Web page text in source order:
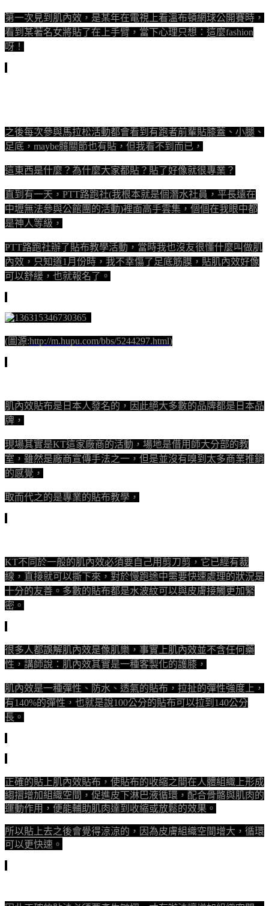
第一次見到肌內效，是某年在電視上看溫布頓網球公開賽時，
看到某著名女將貼了在上手臂，當下心理只想：這麼fashion
呀！
之後每次參與馬拉松活動都會看到有跑者前輩貼膝蓋、小腿、
足底，maybe髖關節也有貼，但我看不到而已，
這東西是什麼？為什麼大家都貼？貼了好像就很專業？
直到有一天，PTT路跑社(我根本就是個潛水社員，平長遠在
中壢無法參與公館團的活動)裡面高手雲集，個個在我眼中都
是神人等級，
PTT路跑社辦了貼布教學活動，當時我也沒友很懂什麼叫做肌
內效，只知道1月份時，我不幸傷了足底筋膜，貼肌內效好像
可以舒緩，也就報名了。
(圖源:http://m.hupu.com/bbs/5244297.html)
肌內效貼布是日本人發名的，因此絕大多數的品牌都是日本品
牌，
現場其實是KT這家廠商的活動，場地是借用師大分部的教
室，雖然是廠商宣傳手法之一，但是並沒有嗅到太多商業推銷
的感覺，
取而代之的是專業的貼布教學，
KT不同於一般的肌內效必須要自己用剪刀剪，它已經有裁
線，直接就可以撕下來，對於慢跑途中需要快速處理的狀況是
十分的友善。多數的貼布都是水波紋可以與皮膚接觸更加緊
密。
很多人都誤解肌內效是像肌樂，事實上肌內效並不含任何藥
性，講師說：肌內效其實是一種客製化的護膝，
肌內效是一種彈性、防水、透氣的貼布，拉扯的彈性強度上，
有140%的彈性，也就是說100公分的貼布可以拉到140公分
長。
正確的貼上肌內效貼布，使貼布的收縮之間在人體組織上形成
縐摺增加組織空間，促進皮下淋巴液循環，配合骨骼與肌肉的
運動作用，便能輔助肌肉達到收縮或放鬆的效果。
所以貼上去之後會覺得涼涼的，因為皮膚組織空間增大，循環
可以更快速。